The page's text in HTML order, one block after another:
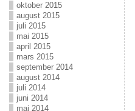
oktober 2015
august 2015
juli 2015
mai 2015
april 2015
mars 2015
september 2014
august 2014
juli 2014
juni 2014
mai 2014